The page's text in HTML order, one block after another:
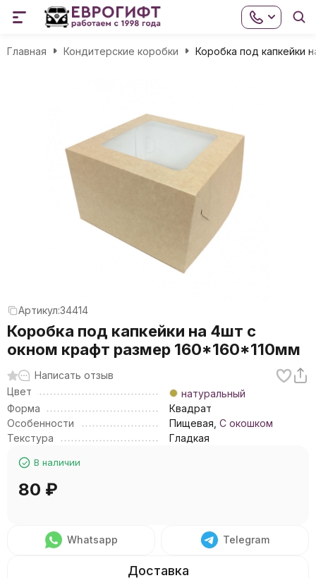
Главная Кондитерские коробки Коробка под капкейки
Артикул:34414
Коробка под капкейки на 4шт с
окном крафт размер 160*160*110мм
Написать отзыв
Цвет
натуральный
Форма
Квадрат
Особенности
Пищевая, С окошком
Текстура
Гладкая
В наличии
80 ₽
Whatsapp Telegram